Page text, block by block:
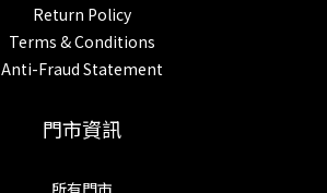
Return Policy
Terms & Conditions
Anti-Fraud Statement
門市資訊